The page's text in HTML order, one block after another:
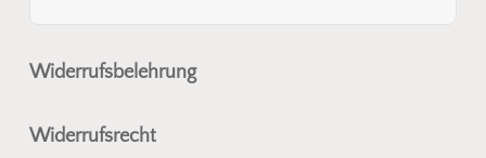
Widerrufsbelehrung
Widerrufsrecht